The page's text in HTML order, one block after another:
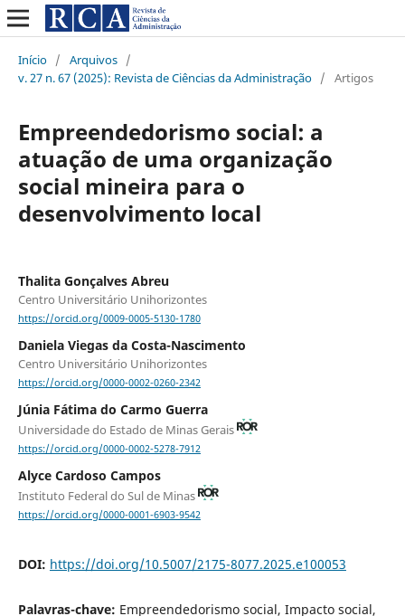
Início / Arquivos /
v. 27 n. 67 (2025): Revista de Ciências da Administração / Artigos
Empreendedorismo social: a
atuação de uma organização
social mineira para o
desenvolvimento local
Thalita Gonçalves Abreu
Centro Universitário Unihorizontes
https://orcid.org/0009-0005-5130-1780
Daniela Viegas da Costa-Nascimento
Centro Universitário Unihorizontes
https://orcid.org/0000-0002-0260-2342
Júnia Fátima do Carmo Guerra
Universidade do Estado de Minas Gerais
https://orcid.org/0000-0002-5278-7912
Alyce Cardoso Campos
Instituto Federal do Sul de Minas
https://orcid.org/0000-0001-6903-9542
DOI: https://doi.org/10.5007/2175-8077.2025.e100053
Palavras-chave: Empreendedorismo social, Impacto social,